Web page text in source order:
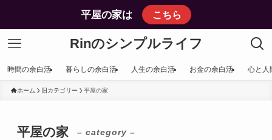
平屋の家は こちら
Rinのシンプルライフ
時間の余白活 暮らしの余白活 人生の余白活 お金の余白活 心と人
ホーム 旧カテゴリー 平屋の家
平屋の家 – category –